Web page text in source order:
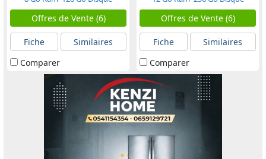
Offres de Vente (6)
Fiche
Similaires
Comparer
Offres de Vente (6)
Fiche
Similaires
Comparer